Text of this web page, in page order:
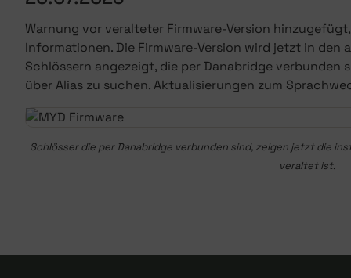
Warnung vor veralteter Firmware-Version
Informationen. Die Firmware-Version wird jetzt in den
Schlössern angezeigt, die per Danabridge
über Alias zu suchen. Aktualisierungen zum
Schlösser die per Danabridge verbunden sind, zeigen jetzt die
veraltet ist.